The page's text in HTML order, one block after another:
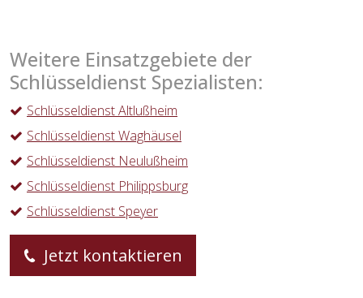
Weitere Einsatzgebiete der
Schlüsseldienst Spezialisten:
Schlüsseldienst Altlußheim
Schlüsseldienst Waghäusel
Schlüsseldienst Neulußheim
Schlüsseldienst Philippsburg
Schlüsseldienst Speyer
Jetzt kontaktieren